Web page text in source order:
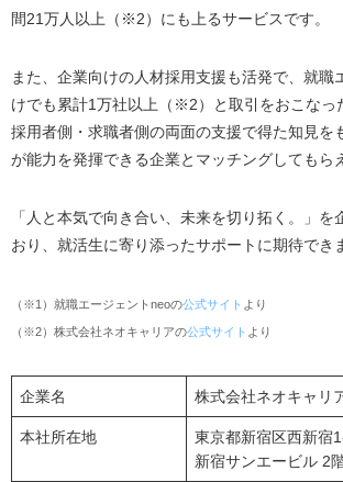
間21万人以上（※2）にも上るサービスです。
また、企業向けの人材採用支援も活発で、就職
けでも累計1万社以上（※2）と取引をおこなっ
採用者側・求職者側の両面の支援で得た知見を
が能力を発揮できる企業とマッチングしてもら
「人と本気で向き合い、未来を切り拓く。」を
おり、就活生に寄り添ったサポートに期待でき
（※1）就職エージェントneoの公式サイト より
（※2）株式会社ネオキャリアの公式サイト より
企業名 株式会社ネオキャリ
本社所在地
東京都新宿区西新宿
新宿サンエービル 2